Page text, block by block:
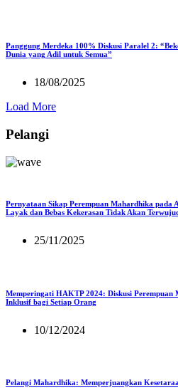
Panggung Merdeka 100% Diskusi Paralel 2:
Dunia yang Adil untuk Semua”
18/08/2025
Load More
Pelangi
Pernyataan Sikap Perempuan Mahardhika pada
Layak dan Bebas Kekerasan Tidak Akan
25/11/2025
Memperingati HAKTP 2024: Diskusi
Inklusif bagi Setiap Orang
10/12/2024
Pelangi Mahardhika: Memperjuangkan